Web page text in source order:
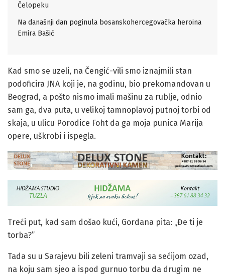
Čelopeku
Na današnji dan poginula bosanskohercegovačka heroina
Emira Bašić
Kad smo se uzeli, na Čengić-vili smo iznajmili stan
podoficira JNA koji je, na godinu, bio prekomandovan u
Beograd, a pošto nismo imali mašinu za rublje, odnio
sam ga, dva puta, u velikoj tamnoplavoj putnoj torbi od
skaja, u ulicu Porodice Foht da ga moja punica Marija
opere, uškrobi i ispegla.
Treći put, kad sam došao kući, Gordana pita: „Đe ti je
torba?”
Tada su u Sarajevu bili zeleni tramvaji sa sećijom ozad,
na koju sam sjeo a ispod gurnuo torbu da drugim ne